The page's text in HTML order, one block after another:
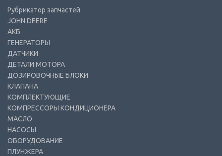
Рубрикатор запчастей
JOHN DEERE
АКБ
ГЕНЕРАТОРЫ
ДАТЧИКИ
ДЕТАЛИ МОТОРА
ДОЗИРОВОЧНЫЕ БЛОКИ
КЛАПАНА
КОМПЛЕКТУЮЩИЕ
КОМПРЕССОРЫ КОНДИЦИОНЕРА
МАСЛО
НАСОСЫ
ОБОРУДОВАНИЕ
ПЛУНЖЕРА